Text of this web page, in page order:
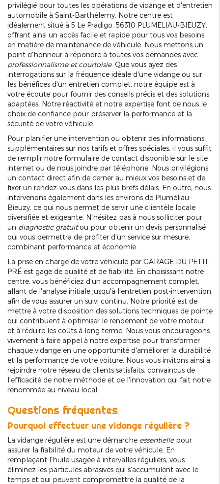
privilégié pour toutes les opérations de vidange et d'entretien
automobile à Saint-Barthélemy. Notre centre est
idéalement situé à 5 Le Pradigo, 56310 PLUMELIAU-BIEUZY,
offrant ainsi un accès facile et rapide pour tous vos besoins
en matière de maintenance de véhicule. Nous mettons un
point d'honneur à répondre à toutes vos demandes avec
professionnalisme et courtoisie. Que vous ayez des
interrogations sur la fréquence idéale d'une vidange ou sur
les bénéfices d'un entretien complet, notre équipe est à
votre écoute pour fournir des conseils précis et des solutions
adaptées. Notre réactivité et notre expertise font de nous le
choix de confiance pour préserver la performance et la
sécurité de votre véhicule.
Pour planifier une intervention ou obtenir des informations
supplémentaires sur nos tarifs et offres spéciales, il vous suffit
de remplir notre formulaire de contact disponible sur le site
internet ou de nous joindre par téléphone. Nous privilégions
un contact direct afin de cerner au mieux vos besoins et de
fixer un rendez-vous dans les plus brefs délais. En outre, nous
intervenons également dans les environs de Pluméliau-
Bieuzy, ce qui nous permet de servir une clientèle locale
diversifiée et exigeante. N'hésitez pas à nous solliciter pour
un diagnostic gratuitou pour obtenir un devis personnalisé
qui vous permettra de profiter d'un service sur mesure,
combinant performance et économie.
La prise en charge de votre véhicule par GARAGE DU PETIT
PRÉ est gage de qualité et de fiabilité. En choisissant notre
centre, vous bénéficiez d'un accompagnement complet,
allant de l'analyse initiale jusqu'à l'entretien post-intervention,
afin de vous assurer un suivi continu. Notre priorité est de
mettre à votre disposition des solutions techniques de pointe
qui contribuent à optimiser le rendement de votre moteur
et à réduire les coûts à long terme. Nous vous encourageons
vivement à faire appel à notre expertise pour transformer
chaque vidange en une opportunité d'améliorer la durabilité
et la performance de votre voiture. Nous vous invitons ainsi à
rejoindre notre réseau de clients satisfaits, convaincus de
l'efficacité de notre méthode et de l'innovation qui fait notre
renommée au niveau local.
Questions fréquentes
Pourquoi effectuer une vidange régulière ?
La vidange régulière est une démarche essentiellepour
assurer la fiabilité du moteur de votre véhicule. En
remplaçant l'huile usagée à intervalles réguliers, vous
éliminez les particules abrasives qui s'accumulent avec le
temps et qui peuvent compromettre la qualité de la